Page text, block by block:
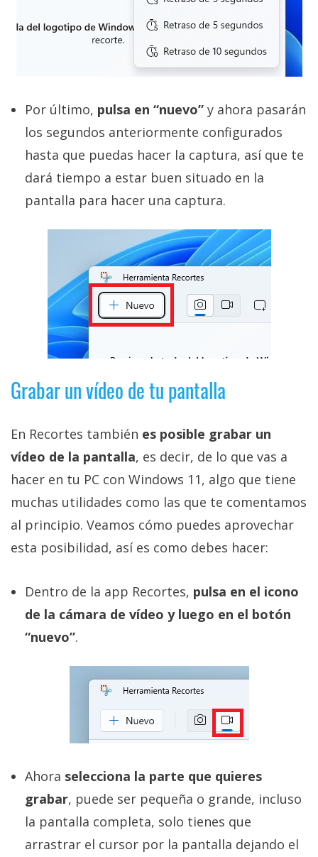
Por último, pulsa en “nuevo” y ahora pasarán
los segundos anteriormente configurados
hasta que puedas hacer la captura, así que te
dará tiempo a estar buen situado en la
pantalla para hacer una captura.
Grabar un vídeo de tu pantalla
En Recortes también es posible grabar un
vídeo de la pantalla, es decir, de lo que vas a
hacer en tu PC con Windows 11, algo que tiene
muchas utilidades como las que te comentamos
al principio. Veamos cómo puedes aprovechar
esta posibilidad, así es como debes hacer:
Dentro de la app Recortes, pulsa en el icono
de la cámara de vídeo y luego en el botón
“nuevo”.
Ahora selecciona la parte que quieres
grabar, puede ser pequeña o grande, incluso
la pantalla completa, solo tienes que
arrastrar el cursor por la pantalla dejando el